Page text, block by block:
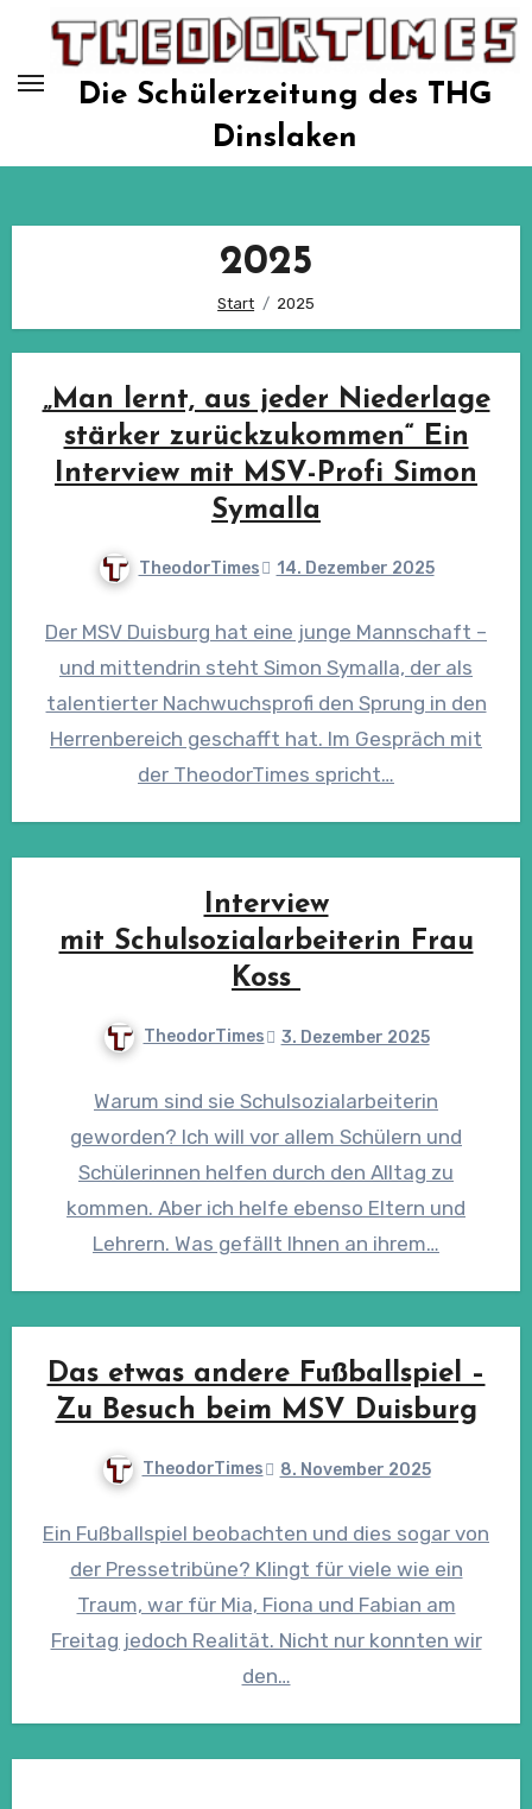
springen
Die Schülerzeitung des THG
Dinslaken
2025
Start 2025
„Man lernt, aus jeder Niederlage
stärker zurückzukommen“ Ein
Interview mit MSV-Profi Simon
Symalla
TheodorTimes 14. Dezember 2025
Der MSV Duisburg hat eine junge Mannschaft –
und mittendrin steht Simon Symalla, der als
talentierter Nachwuchsprofi den Sprung in den
Herrenbereich geschafft hat. Im Gespräch mit
der TheodorTimes spricht…
Interview
mit Schulsozialarbeiterin Frau
Koss
TheodorTimes 3. Dezember 2025
Warum sind sie Schulsozialarbeiterin
geworden? Ich will vor allem Schülern und
Schülerinnen helfen durch den Alltag zu
kommen. Aber ich helfe ebenso Eltern und
Lehrern. Was gefällt Ihnen an ihrem…
Das etwas andere Fußballspiel –
Zu Besuch beim MSV Duisburg
TheodorTimes 8. November 2025
Ein Fußballspiel beobachten und dies sogar von
der Pressetribüne? Klingt für viele wie ein
Traum, war für Mia, Fiona und Fabian​ am
Freitag jedoch Realität. Nicht nur konnten wir
den…